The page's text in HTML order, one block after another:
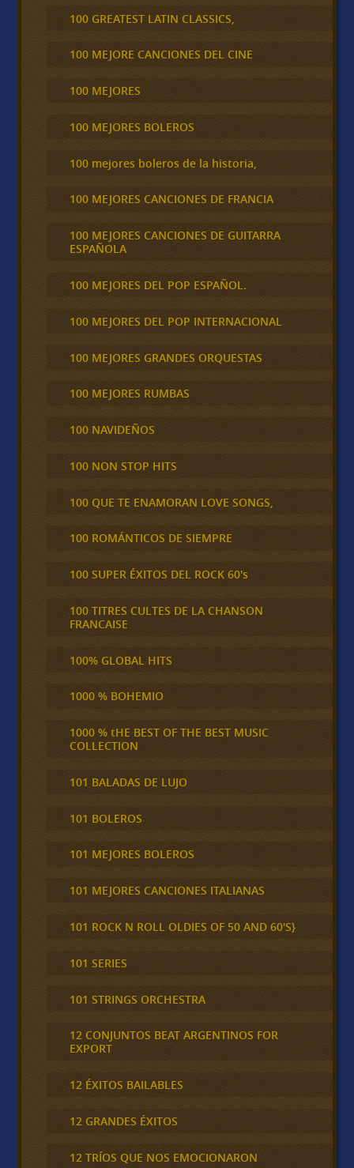
100 GREATEST LATIN CLASSICS,
100 MEJORE CANCIONES DEL CINE
100 MEJORES
100 MEJORES BOLEROS
100 mejores boleros de la historia,
100 MEJORES CANCIONES DE FRANCIA
100 MEJORES CANCIONES DE GUITARRA
ESPAÑOLA
100 MEJORES DEL POP ESPAÑOL.
100 MEJORES DEL POP INTERNACIONAL
100 MEJORES GRANDES ORQUESTAS
100 MEJORES RUMBAS
100 NAVIDEÑOS
100 NON STOP HITS
100 QUE TE ENAMORAN LOVE SONGS,
100 ROMÁNTICOS DE SIEMPRE
100 SUPER ÉXITOS DEL ROCK 60's
100 TITRES CULTES DE LA CHANSON
FRANCAISE
100% GLOBAL HITS
1000 % BOHEMIO
1000 % tHE BEST OF THE BEST MUSIC
COLLECTION
101 BALADAS DE LUJO
101 BOLEROS
101 MEJORES BOLEROS
101 MEJORES CANCIONES ITALIANAS
101 ROCK N ROLL OLDIES OF 50 AND 60'S}
101 SERIES
101 STRINGS ORCHESTRA
12 CONJUNTOS BEAT ARGENTINOS FOR
EXPORT
12 ÉXITOS BAILABLES
12 GRANDES ÉXITOS
12 TRÍOS QUE NOS EMOCIONARON